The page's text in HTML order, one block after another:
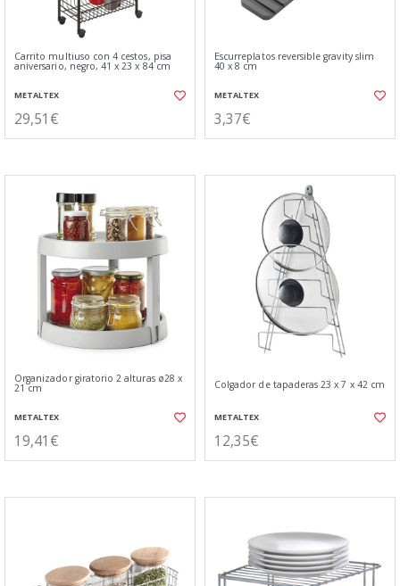
Carrito multiuso con 4 cestos, pisa
aniversario, negro, 41 x 23 x 84 cm
METALTEX
29,51€
Escurreplatos reversible gravity slim
40 x 8 cm
METALTEX
3,37€
Organizador giratorio 2 alturas ø28 x
21 cm
METALTEX
19,41€
Colgador de tapaderas 23 x 7 x 42 cm
METALTEX
12,35€